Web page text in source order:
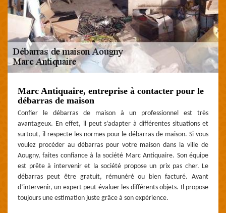
Marc Antiquaire, entreprise à contacter pour le
débarras de maison
Confier le débarras de maison à un professionnel est très
avantageux. En effet, il peut s’adapter à différentes situations et
surtout, il respecte les normes pour le débarras de maison. Si vous
voulez procéder au débarras pour votre maison dans la ville de
Aougny, faites confiance à la société Marc Antiquaire. Son équipe
est prête à intervenir et la société propose un prix pas cher. Le
débarras peut être gratuit, rémunéré ou bien facturé. Avant
d’intervenir, un expert peut évaluer les différents objets. Il propose
toujours une estimation juste grâce à son expérience.